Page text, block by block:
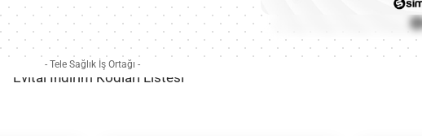
- Tele Sağlık İş Ortağı -